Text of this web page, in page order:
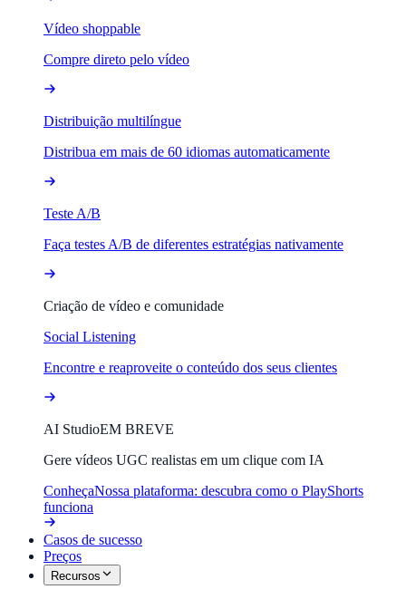
Vídeo shoppable
Compre direto pelo vídeo
Distribuição multilíngue
Distribua em mais de 60 idiomas automaticamente
Teste A/B
Faça testes A/B de diferentes estratégias nativamente
Criação de vídeo e comunidade
Social Listening
Encontre e reaproveite o conteúdo dos seus clientes
AI StudioEM BREVE
Gere vídeos UGC realistas em um clique com IA
ConheçaNossa plataforma: descubra como o PlayShorts
funciona
Casos de sucesso
Preços
Recursos